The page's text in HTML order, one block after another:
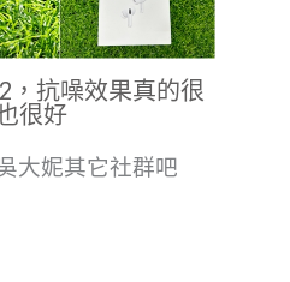
，抗噪效果真的很
很好
大妮其它社群吧